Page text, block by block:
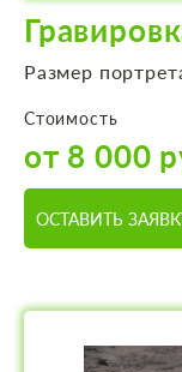
Размер
Стоимость
от 8 000
ОСТАВИТЬ